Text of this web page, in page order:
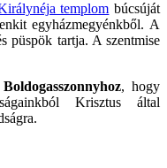
templom búcsúját
egyházmegyénkből. A
püspök tartja. A szentmise
, hogy
Krisztus által